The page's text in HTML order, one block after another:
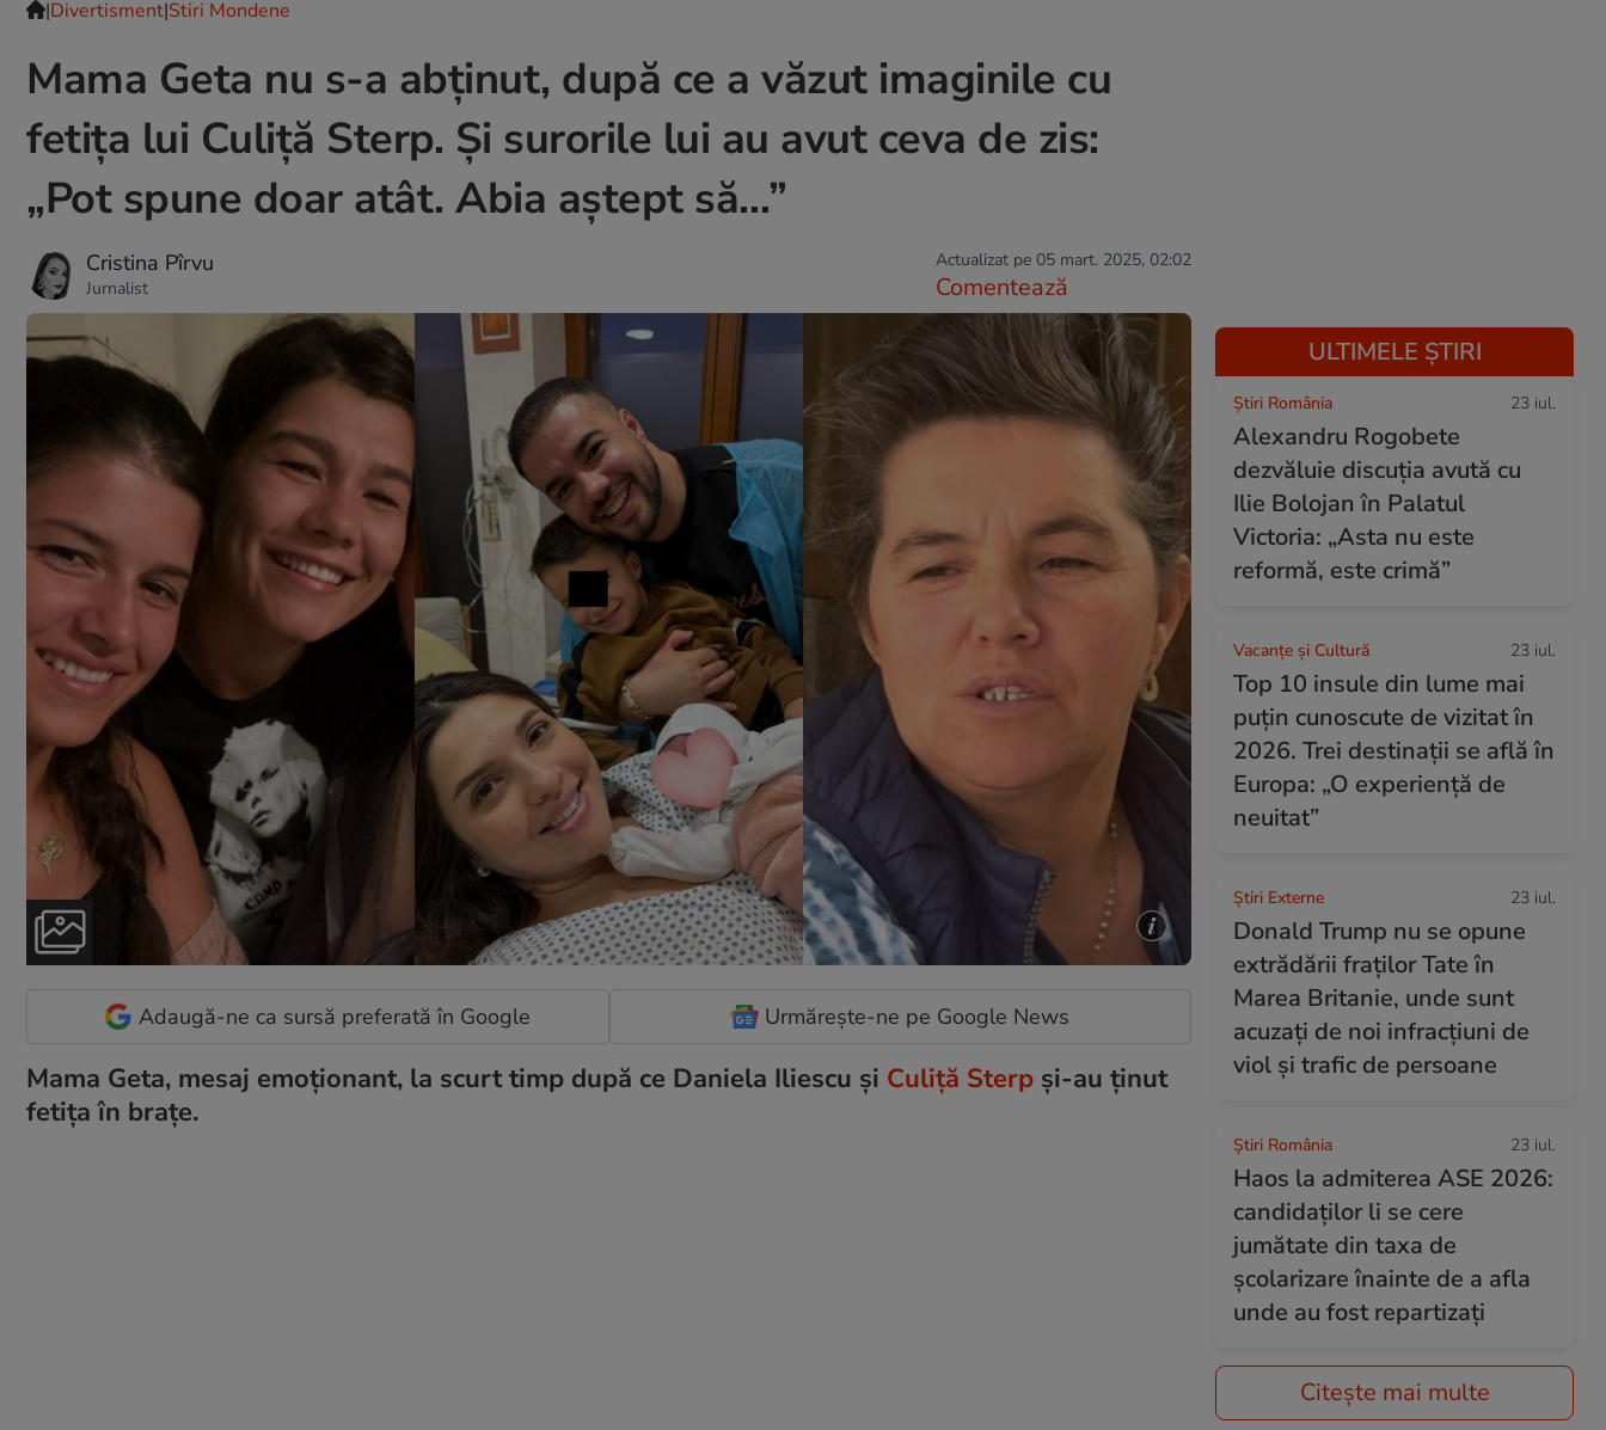
|Divertisment|Stiri Mondene
Mama Geta nu s-a abținut, după ce a văzut imaginile cu
fetița lui Culiță Sterp. Și surorile lui au avut ceva de zis:
„Pot spune doar atât. Abia aștept să…”
Cristina Pîrvu
Jurnalist
Actualizat pe 05 mart. 2025, 02:02
Comentează
Adaugă-ne ca sursă preferată în Google Urmărește-ne pe Google News
Mama Geta, mesaj emoționant, la scurt timp după ce Daniela Iliescu și Culiță Sterp și-au ținut
fetița în brațe.
ULTIMELE ȘTIRI
Știri România 23 iul.
Alexandru Rogobete
dezvăluie discuția avută cu
Ilie Bolojan în Palatul
Victoria: „Asta nu este
reformă, este crimă”
Vacanțe și Cultură 23 iul.
Top 10 insule din lume mai
puțin cunoscute de vizitat în
2026. Trei destinații se află în
Europa: „O experiență de
neuitat”
Știri Externe 23 iul.
Donald Trump nu se opune
extrădării fraților Tate în
Marea Britanie, unde sunt
acuzați de noi infracțiuni de
viol și trafic de persoane
Știri România 23 iul.
Haos la admiterea ASE 2026:
candidaților li se cere
jumătate din taxa de
școlarizare înainte de a afla
unde au fost repartizați
Citește mai multe